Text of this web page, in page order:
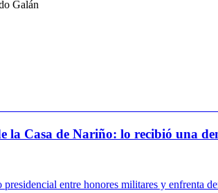
Galán
la Casa de Nariño: lo recibió una
entre honores militares y enfrenta